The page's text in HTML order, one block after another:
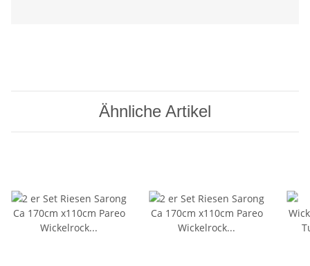
Ähnliche Artikel